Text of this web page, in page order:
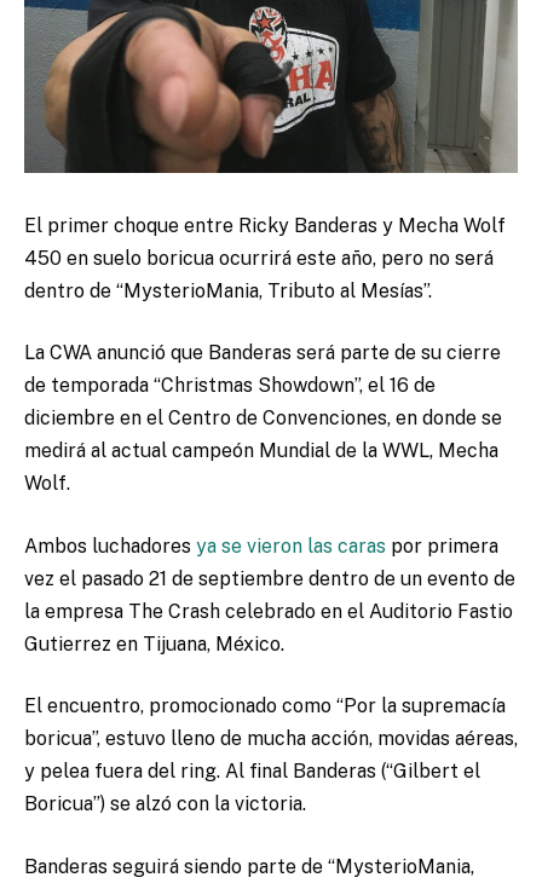
El primer choque entre Ricky Banderas y Mecha Wolf
450 en suelo boricua ocurrirá este año, pero no será
dentro de “MysterioMania, Tributo al Mesías”.
La CWA anunció que Banderas será parte de su cierre
de temporada “Christmas Showdown”, el 16 de
diciembre en el Centro de Convenciones, en donde se
medirá al actual campeón Mundial de la WWL, Mecha
Wolf.
Ambos luchadores ya se vieron las caras por primera
vez el pasado 21 de septiembre dentro de un evento de
la empresa The Crash celebrado en el Auditorio Fastio
Gutierrez en Tijuana, México.
El encuentro, promocionado como “Por la supremacía
boricua”, estuvo lleno de mucha acción, movidas aéreas,
y pelea fuera del ring. Al final Banderas (“Gilbert el
Boricua”) se alzó con la victoria.
Banderas seguirá siendo parte de “MysterioMania,